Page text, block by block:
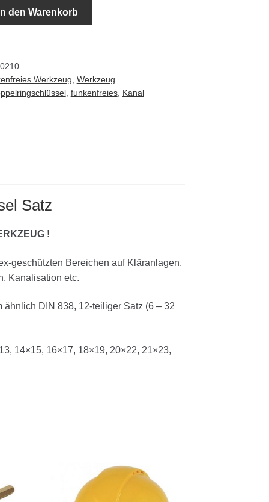
In den Warenkorb
Werkzeug, Werkzeug
, funkenfreies, Kanal
Satz
!
geschützten Bereichen auf Kläranlagen,
Kanalisation etc.
ähnlich DIN 838, 12-teiliger Satz (6 – 32
14×15, 16×17, 18×19, 20×22, 21×23,